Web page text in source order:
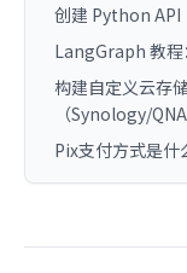
创建 Python API
LangGraph 教
构建自定义云存
（Synology/
Pix支付方式是什